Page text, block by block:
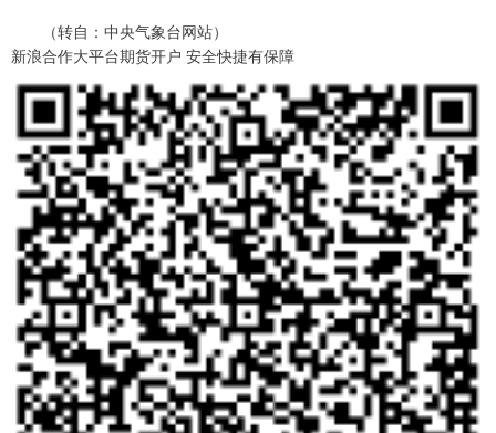
（转自：中央气象台网站）
新浪合作大平台期货开户 安全快捷有保障